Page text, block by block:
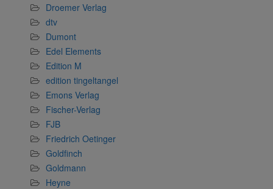
Droemer Verlag
dtv
Dumont
Edel Elements
Edition M
edition tingeltangel
Emons Verlag
Fischer-Verlag
FJB
Friedrich Oetinger
Goldfinch
Goldmann
Heyne